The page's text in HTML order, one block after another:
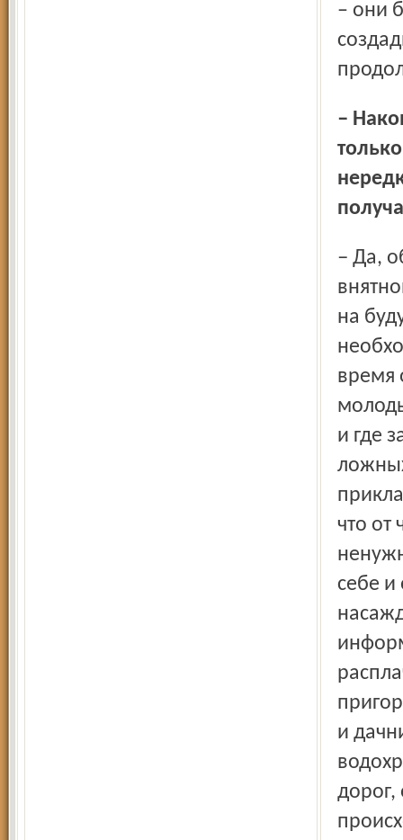
– они
– Наконец-то власть в открытую заявляет, что у нас не
– Да, область находится в социальном кризисе. У нас нет
на
время
и где
что от
себе и
и
дорог,